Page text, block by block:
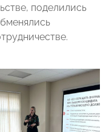
поделились